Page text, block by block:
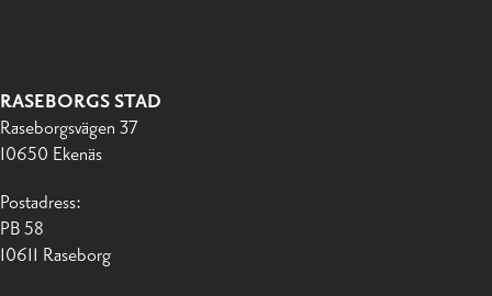
RASEBORGS STAD
Raseborgsvägen 37
10650 Ekenäs
Postadress:
PB 58
10611 Raseborg